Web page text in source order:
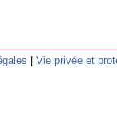
Vie privée et